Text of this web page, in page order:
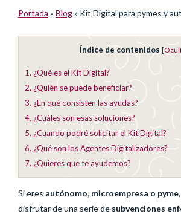
Portada » Blog» Kit Digital para pymes y
Índice de contenidos [
1. ¿Qué es el Kit Digital?
2. ¿Quién se puede beneficiar?
3. ¿En qué consisten las ayudas?
4. ¿Cuáles son esas soluciones?
5. ¿Cuando podré solicitar el Kit Digital?
6. ¿Qué son los Agentes Digitalizadores?
7. ¿Quieres que te ayudemos?
Si eres autónomo, microempresa o pyme
disfrutar de una serie de subvenciones